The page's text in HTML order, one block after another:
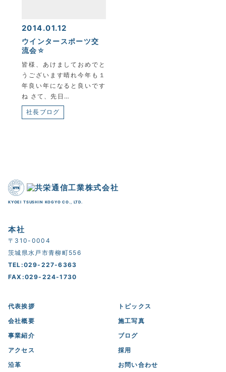
2014.01.12
ウインタースポーツ交
流会☆
皆様、あけましておめでと
うございます晴れ今年も１
年良い年になると良いです
ね さて、先日…
社長ブログ
KYOEI TSUSHIN KOGYO CO., LTD.
本社
〒310-0004
茨城県水戸市青柳町556
TEL:029-227-6363
FAX:029-224-1730
代表挨拶
会社概要
事業紹介
アクセス
沿革
トピックス
施工写真
ブログ
採用
お問い合わせ